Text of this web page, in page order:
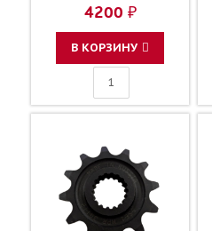
зубов 51 / MRP JTR210
1-3559-51
4200 ₽
В КОРЗИНУ